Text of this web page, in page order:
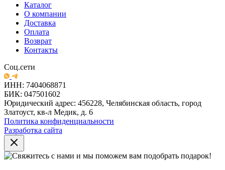
Каталог
О компании
Доставка
Оплата
Возврат
Контакты
Соц.сети
ИНН: 7404068871
БИК: 047501602
Юридический адрес: 456228, Челябинская область, город
Златоуст, кв-л Медик, д. 6
Политика конфиденциальности
Разработка сайта